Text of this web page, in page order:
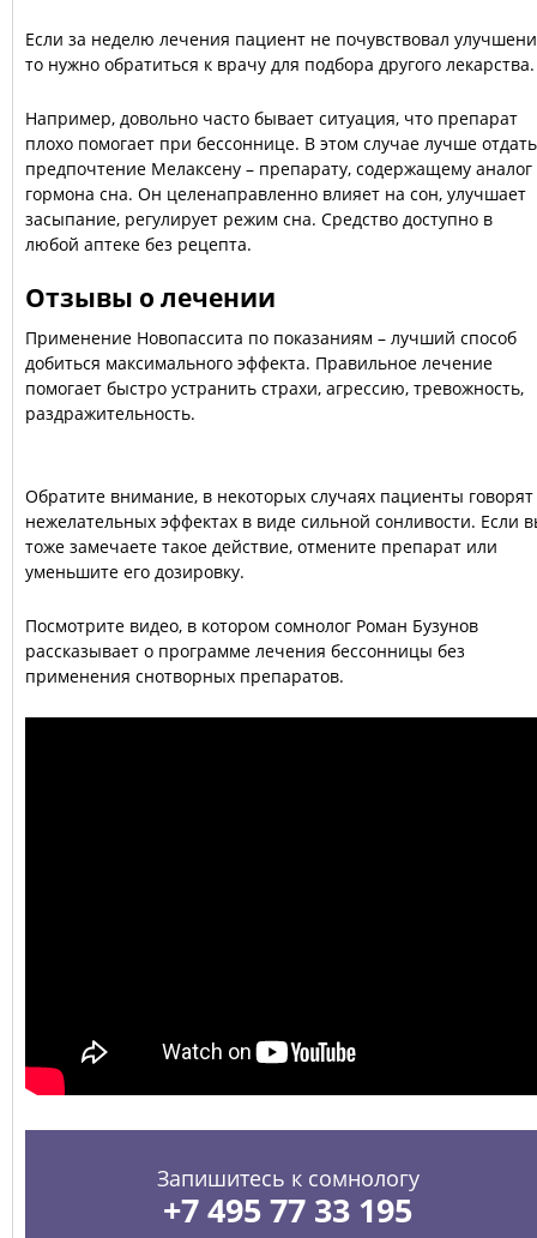
Если за неделю лечения пациент не почувствовал
то нужно обратиться к врачу для подбора другого лекарства.
Например, довольно часто бывает ситуация, что препарат
плохо помогает при бессоннице. В этом случае лучше отдать
предпочтение Мелаксену – препарату, содержащему аналог
гормона сна. Он целенаправленно влияет на сон, улучшает
засыпание, регулирует режим сна. Средство доступно в
любой аптеке без рецепта.
Отзывы о лечении
Применение Новопассита по показаниям – лучший способ
добиться максимального эффекта. Правильное лечение
помогает быстро устранить страхи, агрессию, тревожность,
раздражительность.
Обратите внимание, в некоторых случаях пациенты говорят
нежелательных эффектах в виде сильной сонливости. Если
тоже замечаете такое действие, отмените препарат или
уменьшите его дозировку.
Посмотрите видео, в котором сомнолог Роман Бузунов
рассказывает о программе лечения бессонницы без
применения снотворных препаратов.
Запишитесь к сомнологу
+7 495 77 33 195